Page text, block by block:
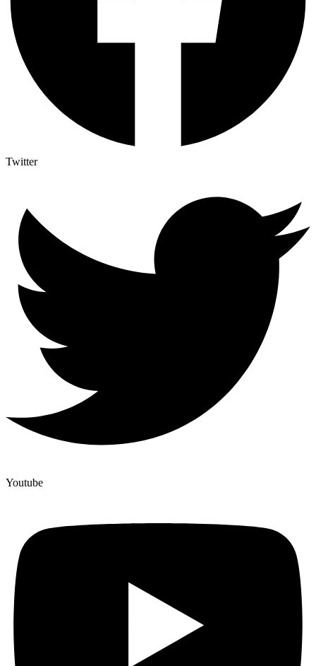
Twitter
Youtube